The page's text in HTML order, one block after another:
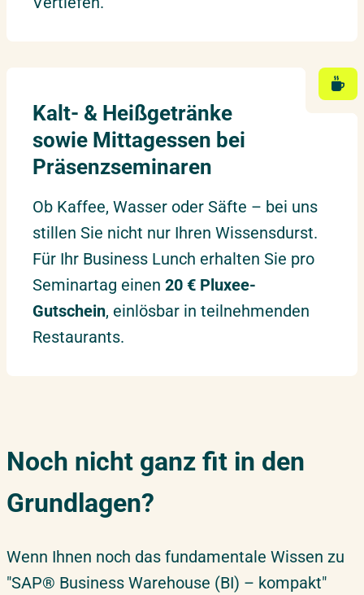
Kalt- & Heißgetränke
sowie Mittagessen bei
Präsenzseminaren
Ob Kaffee, Wasser oder Säfte – bei uns
stillen Sie nicht nur Ihren Wissensdurst.
Für Ihr Business Lunch erhalten Sie pro
Seminartag einen 20 € Pluxee-
Gutschein, einlösbar in teilnehmenden
Restaurants.
Noch nicht ganz fit in den
Grundlagen?
Wenn Ihnen noch das fundamentale Wissen zu
"SAP® Business Warehouse (BI) – kompakt"